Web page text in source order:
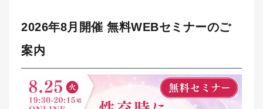
2026年8月開催 無料WEBセミナーのご
案内